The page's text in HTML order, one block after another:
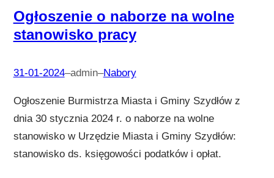
Ogłoszenie o naborze na wolne
stanowisko pracy
31-01-2024–admin–Nabory
Ogłoszenie Burmistrza Miasta i Gminy Szydłów z
dnia 30 stycznia 2024 r. o naborze na wolne
stanowisko w Urzędzie Miasta i Gminy Szydłów:
stanowisko ds. księgowości podatków i opłat.